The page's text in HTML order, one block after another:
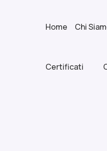
Home Chi
Certificati